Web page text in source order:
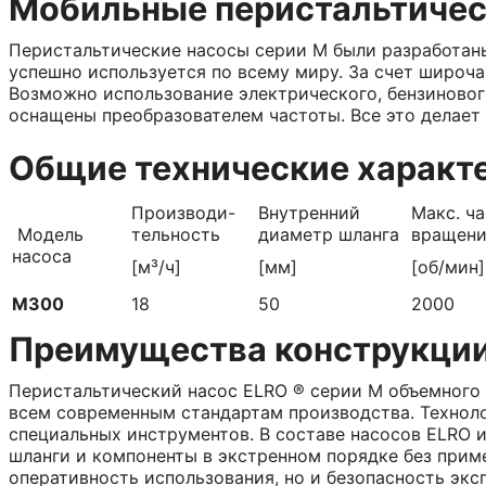
Мобильные
Перистальтические насосы серии M были
успешно используется по всему миру. За счет
Возможно использование электрического,
оснащены преобразователем частоты. Все это
Общие технические
Модель
насоса
Производи-
тельность
[м³/ч]
Внутренний
диаметр шланга
[мм]
Maкс.
[об/мин]
М300
18 50 2000
Преимущества
Перистальтический насос ELRO ® серии М
всем современным стандартам производства.
специальных инструментов. В составе насосов
шланги и компоненты в экстренном порядке без
оперативность использования, но и безопасность